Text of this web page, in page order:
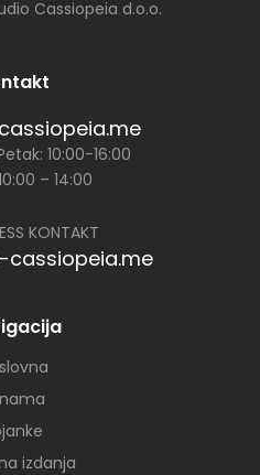
Cassiopeia d.o.o.
10:00-16:00
– 14:00
KONTAKT
cassiopeia.me
izdanja